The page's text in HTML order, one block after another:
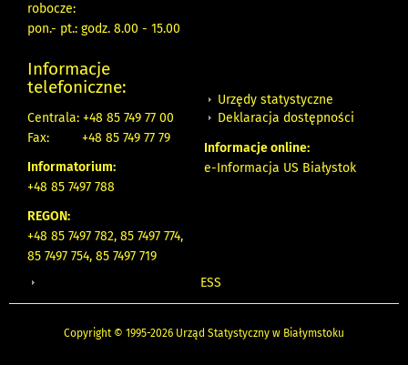
robocze:
pon.- pt.: godz. 8.00 - 15.00
Informacje
telefoniczne:
Centrala: +48 85 749 77 00
Fax:
+48 85 749 77 79
Informatorium:
+48 85 7497 788
REGON:
+48 85 7497 782, 85 7497 774,
85 7497 754, 85 7497 719
Urzędy statystyczne
Deklaracja dostępności
Informacje online:
e-Informacja US Białystok
ESS
Copyright © 1995-2026 Urząd Statystyczny w Białymstoku